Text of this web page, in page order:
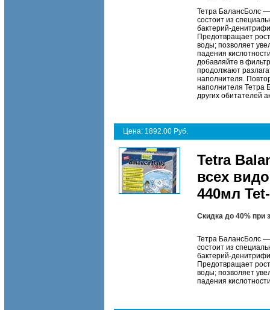
Тетра БалансБолс —
состоит из
бактерий-
Предотвращает
воды; позволяет
падения
добавляйте в
продолжают
наполнителя.
наполнителя Тетра
других обитателей
Цена: 1892.00 Руб.
Tetra
всех
440мл
Скидка до 40% при
Тетра БалансБолс —
состоит из
бактерий-
Предотвращает
воды; позволяет
падения